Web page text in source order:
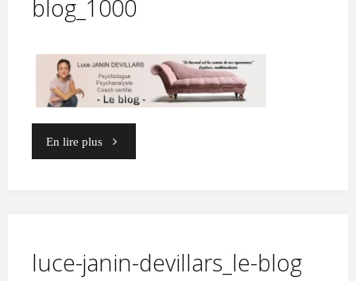
blog_1000
En lire plus"luce-
luce-janin-devillars_le-blog